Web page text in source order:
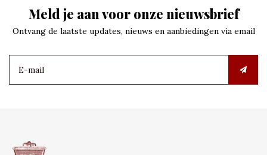
Meld je aan voor onze nieuwsbrief
Ontvang de laatste updates, nieuws en aanbiedingen via email